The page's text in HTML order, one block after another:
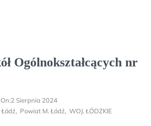
Ogólnokształcących nr
2 Sierpnia 2024
Łódź, Powiat M. Łódź, WOJ. ŁÓDZKIE